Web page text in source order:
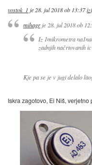
vostok_1 je28. jul 2018 ob 13:37
mihagrje 28. jul 2018 ob
Iz 1mikrometra
zadnjih načrtovanih
Kje pa se je v jugi delalo
Iskra zagotovo, Ei Niš, verjetno